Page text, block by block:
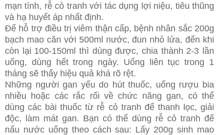
mạn tính, rễ cỏ tranh với tác dụng lợi niệu, tiêu thũng
và hạ huyết áp nhất định.
Để hỗ trợ điều trị viêm thận cấp, bệnh nhân sắc 200g
bạch mao căn với 500ml nước, đun nhỏ lửa, đến khi
còn lại 100-150ml thì dùng được, chia thành 2-3 lần
uống, dùng hết trong ngày. Uống liên tục trong 1
tháng sẽ thấy hiệu quả khá rõ rệt.
Những người gan yếu do hút thuốc, uống rượu bia
nhiều hoặc các rắc rối về chức năng gan, có thể
dùng các bài thuốc từ rễ cỏ tranh để thanh lọc, giải
độc, làm mát gan. Bạn có thể dùng rễ cỏ tranh để
nấu nước uống theo cách sau: Lấy 200g sinh mao